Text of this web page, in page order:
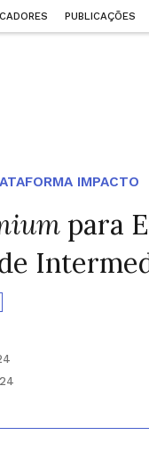
PUBLICAÇÕES
IMPACTO
para